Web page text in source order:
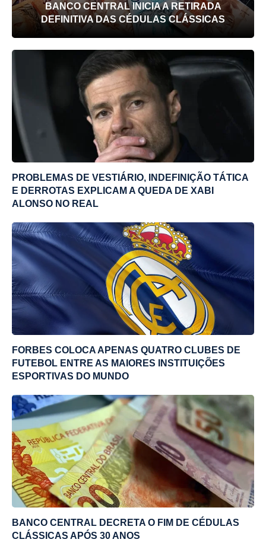
BANCO CENTRAL INICIA A RETIRADA
DEFINITIVA DAS CÉDULAS CLÁSSICAS
PROBLEMAS DE VESTIÁRIO, INDEFINIÇÃO TÁTICA
E DERROTAS EXPLICAM A QUEDA DE XABI
ALONSO NO REAL
FORBES COLOCA APENAS QUATRO CLUBES DE
FUTEBOL ENTRE AS MAIORES INSTITUIÇÕES
ESPORTIVAS DO MUNDO
BANCO CENTRAL DECRETA O FIM DE CÉDULAS
CLÁSSICAS APÓS 30 ANOS